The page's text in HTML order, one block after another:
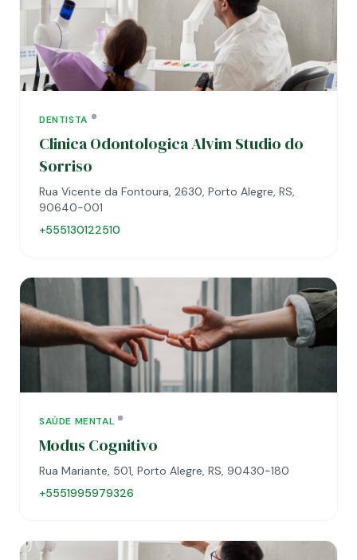
DENTISTA
Clinica Odontologica Alvim Studio do
Sorriso
Rua Vicente da Fontoura, 2630, Porto Alegre, RS,
90640-001
+555130122510
SAÚDE MENTAL
Modus Cognitivo
Rua Mariante, 501, Porto Alegre, RS, 90430-180
+5551995979326